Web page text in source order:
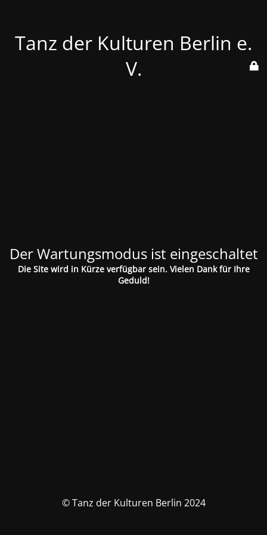
Tanz der Kulturen Berlin e.
V.
Der Wartungsmodus ist eingeschaltet
Die Site wird in Kürze verfügbar sein. Vielen Dank für Ihre
Geduld!
© Tanz der Kulturen Berlin 2024